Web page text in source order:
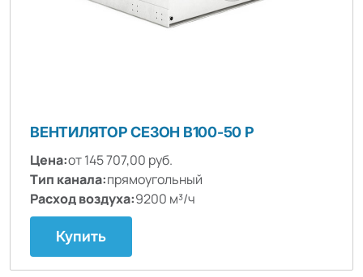
ВЕНТИЛЯТОР СЕЗОН B100-50 P
Цена:от 145 707,00 руб.
Тип канала:прямоугольный
Расход воздуха:9200 м³/ч
Купить